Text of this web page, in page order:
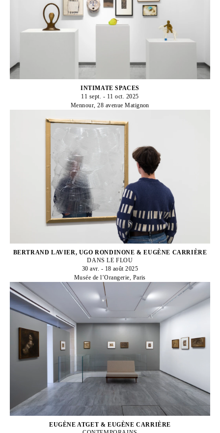
INTIMATE SPACES
11 sept. - 11 oct. 2025
Mennour, 28 avenue Matignon
BERTRAND LAVIER, UGO RONDINONE & EUGÈNE CARRIÈRE
DANS LE FLOU
30 avr. - 18 août 2025
Musée de l’Orangerie, Paris
EUGÈNE ATGET & EUGÈNE CARRIÈRE